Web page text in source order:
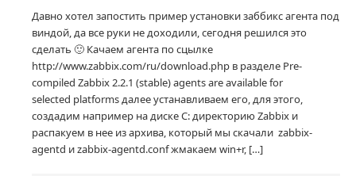
Давно хотел запостить пример установки заббикс агента под
виндой, да все руки не доходили, сегодня решился это
сделать 🙂 Качаем агента по сцылке
http://www.zabbix.com/ru/download.php в разделе Pre-
compiled Zabbix 2.2.1 (stable) agents are available for
selected platforms далее устанавливаем его, для этого,
создадим например на диске C: директорию Zabbix и
распакуем в нее из архива, который мы скачали zabbix-
agentd и zabbix-agentd.conf жмакаем win+r, […]